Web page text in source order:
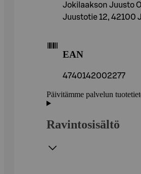
Jokilaakson Juusto
Juustotie 12, 42100
EAN
4740142002277
Päivitämme palvelun
Ravintosisältö